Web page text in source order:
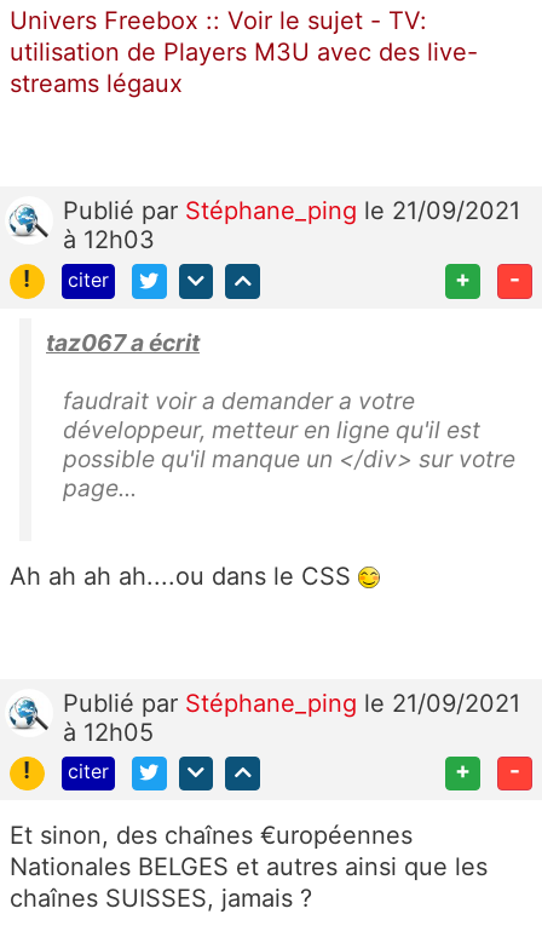
Univers Freebox :: Voir le sujet - TV:
utilisation de Players M3U avec des live-
streams légaux
Publié par Stéphane_ping le 21/09/2021
à 12h03
!
citer + -
taz067 a écrit
faudrait voir a demander a votre
développeur, metteur en ligne qu'il est
possible qu'il manque un </div> sur votre
page...
Ah ah ah ah....ou dans le CSS
Publié par Stéphane_ping le 21/09/2021
à 12h05
!
citer + -
Et sinon, des chaînes €uropéennes
Nationales BELGES et autres ainsi que les
chaînes SUISSES, jamais ?